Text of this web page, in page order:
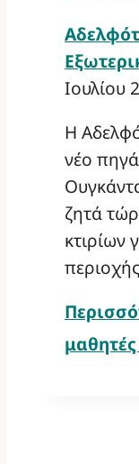
Ιουλίου
Η
νέο
ζητά
κτιρίων